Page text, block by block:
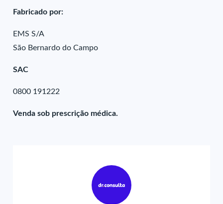
Fabricado por:
EMS S/A
São Bernardo do Campo
SAC
0800 191222
Venda sob prescrição médica.